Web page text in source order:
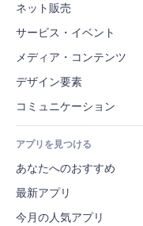
広告
モバイル
アクセス解析
リスティング広告
メール
コンバージョン
ネット販売
ストア用アプリ
発送・配達
販売ボタン
会計
クーポン・特典
倉庫管理ソリューション
ドロップシッピング
サービス・イベント
ホテル
イベント
レストラン
不動産
ブッキング
メディア・コンテンツ
ギャラリー
音楽
ポッドキャスト
写真
動画
PDF
ファイル共有
デザイン要素
マップ・ナビ
プライバシー・セキュリティ
時計
ページテンプレート
画像効果
ボタン・メニュー
フォーム
ブログ
投票
チャット
コメント
アプリを見つける
あなたへのおすすめ
最新アプリ
今月の人気アプリ